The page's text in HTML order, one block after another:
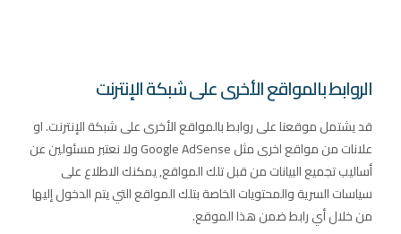
الروابط بالمواقع الأخرى على شبكة الإنترنت
قد يشتمل موقعنا على روابط بالمواقع الأخرى على شبكة الإنترنت. او
علانات من مواقع اخرى مثل Google AdSense ولا نعتبر مسئولين عن
أساليب تجميع البيانات من قبل تلك المواقع, يمكنك الاطلاع على
سياسات السرية والمحتويات الخاصة بتلك المواقع التي يتم الدخول إليها
من خلال أي رابط ضمن هذا الموقع.